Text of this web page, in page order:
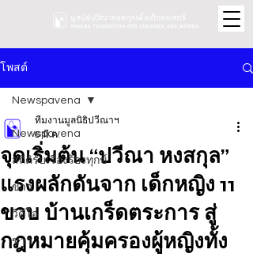
โพสต์
Newspavena
สถิติรับเรื่องร้องทุกข์
ข่าว
วิดีโอ
ข่าว
Newspavena
จุดเริ่มต้น “ปวีณา หงสกุล”
แรงผลักดันจาก เด็กหญิง 11
ขวบ บ้านเกร็ดตระการ สู่
กฎหมายคุ้มครองผู้หญิงทั้ง
ทีมงานมูลนิธิปวีณาฯ
6 มี.ค.